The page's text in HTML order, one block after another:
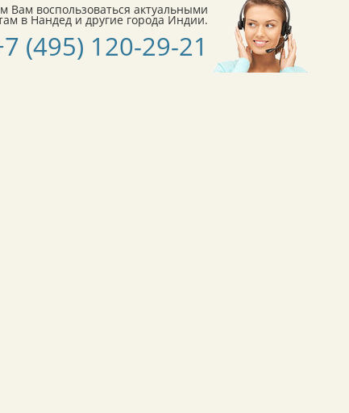
воспользоваться актуальными
в Нандед и другие города Индии.
(495) 120-29-21